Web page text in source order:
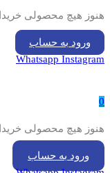
هنوز هیچ محصولی
ورود به حساب
Whatsapp Instagram
0
هنوز هیچ محصولی
ورود به حساب